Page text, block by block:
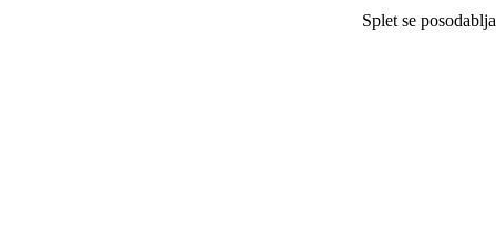
Splet se